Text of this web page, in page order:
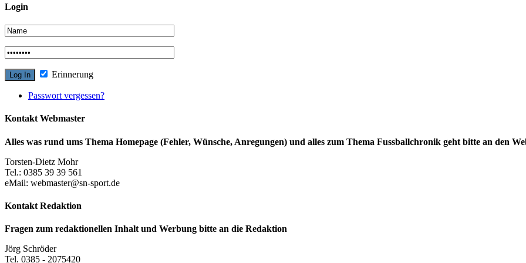
Login
Erinnerung
Passwort vergessen?
Kontakt Webmaster
Alles was rund ums Thema Homepage (Fehler, Wünsche, Anregungen) und alles zum Thema Fussballchronik geht bitte an den
Torsten-Dietz Mohr
Tel.: 0385 39 39 561
eMail: webmaster@sn-sport.de
Kontakt Redaktion
Fragen zum redaktionellen Inhalt und Werbung bitte an die Redaktion
Jörg Schröder
Tel. 0385 - 2075420